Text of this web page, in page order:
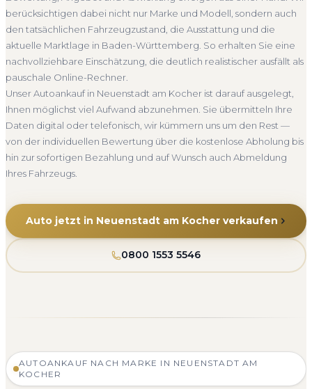
Abholung Neuenstadt am Kocher
Nicht fahrbereit
Barzahlung
Abmeldung inklusive
Bewertung, ein verbindliches Angebot und auf Wunsch den
kompletten Service von der Abholung bis zur Abmeldung.
Über 4.800 zufriedene Kunden sprechen für sich.
Seit 2010 4.800+ Ankäufe
Komplettservice
Baden-Württemberg
berücksichtigen dabei nicht nur Marke und Modell, sondern auch
den tatsächlichen Fahrzeugzustand, die Ausstattung und die
aktuelle Marktlage in Baden-Württemberg. So erhalten Sie eine
nachvollziehbare Einschätzung, die deutlich realistischer ausfällt als
pauschale Online-Rechner.
Unser Autoankauf in Neuenstadt am Kocher ist darauf ausgelegt,
Ihnen möglichst viel Aufwand abzunehmen. Sie übermitteln Ihre
Daten digital oder telefonisch, wir kümmern uns um den Rest —
von der individuellen Bewertung über die kostenlose Abholung bis
hin zur sofortigen Bezahlung und auf Wunsch auch Abmeldung
Ihres Fahrzeugs.
Auto jetzt in Neuenstadt am Kocher verkaufen
0800 1553 5546
AUTOANKAUF NACH MARKE IN NEUENSTADT AM
KOCHER